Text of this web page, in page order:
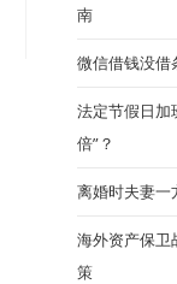
南
微信借钱没借
法定节假日加
倍”？
离婚时夫妻一
海外资产保卫
策